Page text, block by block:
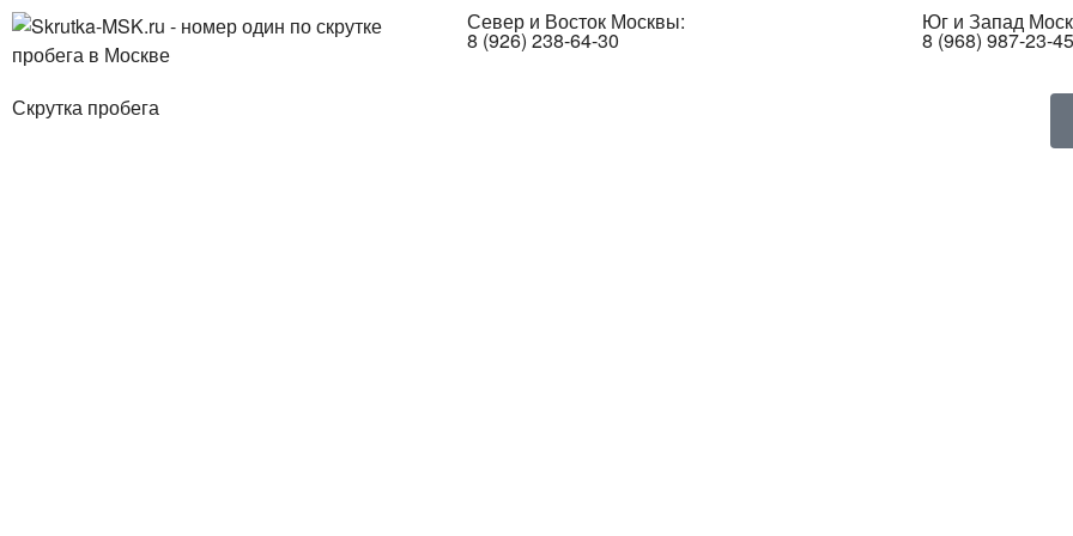
Север и Восток Москвы:
8 (926) 238-64-30
Юг и Запад
8 (968) 987-23-45
Скрутка пробега